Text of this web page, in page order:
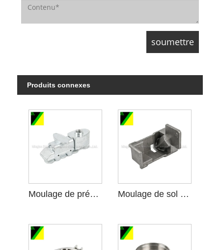
Produits connexes
Moulage de précision de sol de silice en acier au carbone de plus haute précision Moulage de sol en silice en acier au carbone pour pièces mécaniques connectées